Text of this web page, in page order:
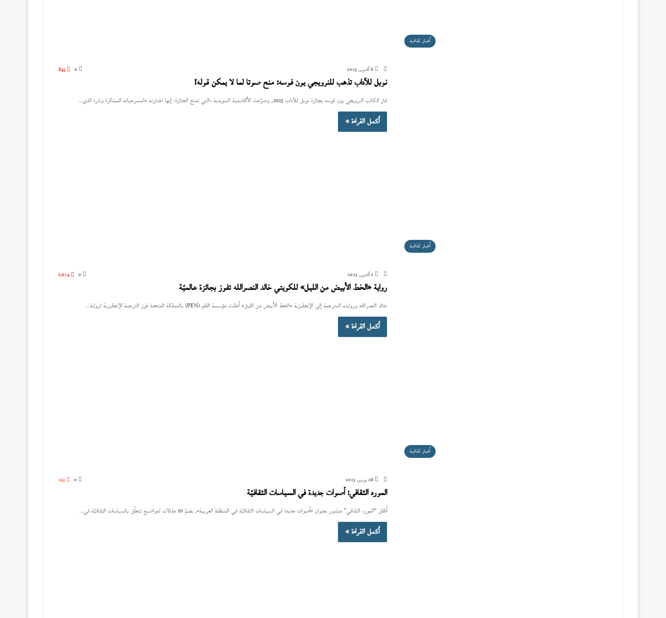
أخبار ثقافية
أخبار ثقافية
6 أكتوبر، 2023 0
845
نوبل للآداب تذهب للنرويجي يون فوسه: منح صوتا لما لا يمكن قوله!
فاز الكاتب النرويجي يون فوسه بجائزة نوبل للآداب 2023، وصرّحت الأكاديمية السويدية -التي تمنح الجائزة- إنها اختارته «لمسرحياته المبتكرة ونثره الذي…
أكمل القراءة »
أخبار ثقافية
1 أكتوبر، 2023 0 1٬074
رواية «الخط الأبيض من الليل» للكويتي خالد النصرالله تفوز بجائزة عالميّة
خالد النصرالله وروايته المترجمة إلى الإنجليزية «الخط الأبيض من الليل» أعلنت مؤسسة القلم (PEN) بالمملكة المتحدة فوز الترجمة الإنجليزية لرواية…
أكمل القراءة »
26 يونيو، 2023 0
253
المورد الثقافي: أصوات جديدة في السياسات الثقافيّة
أطلق “المورد الثقافي” منشور بعنوان «أصوات جديدة في السياسات الثقافيّة في المنطقة العربية»، يضمّ 10 مقالات لمواضيع تتعلّق بالسياسات الثقافيّة في…
أكمل القراءة »